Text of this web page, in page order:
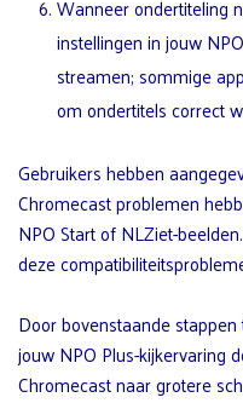
Wanneer ondertiteling
instellingen in jouw
streamen; sommige
om ondertitels correct
Gebruikers hebben
Chromecast problemen
NPO Start of NLZiet-
deze
Door bovenstaande
jouw NPO Plus-kijkervaring
Chromecast naar grotere